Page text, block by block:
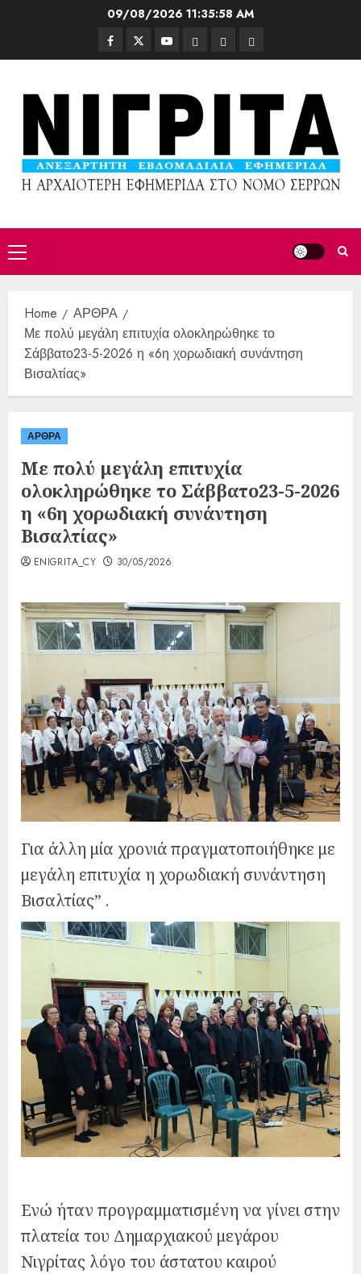
09/08/2026 11:36:00 AM
Home
ΑΡΘΡΑ
Με πολύ μεγάλη επιτυχία ολοκληρώθηκε το
Σάββατο23-5-2026 η «6η χορωδιακή συνάντηση
Βισαλτίας»
ΑΡΘΡΑ
Με πολύ μεγάλη επιτυχία
ολοκληρώθηκε το Σάββατο23-5-2026
η «6η χορωδιακή συνάντηση
Βισαλτίας»
ENIGRITA_CY 30/05/2026
Για άλλη μία χρονιά πραγματοποιήθηκε με
μεγάλη επιτυχία η χορωδιακή συνάντηση
Βισαλτίας” .
Ενώ ήταν προγραμματισμένη να γίνει στην
πλατεία του Δημαρχιακού μεγάρου
Νιγρίτας λόγο του άστατου καιρού